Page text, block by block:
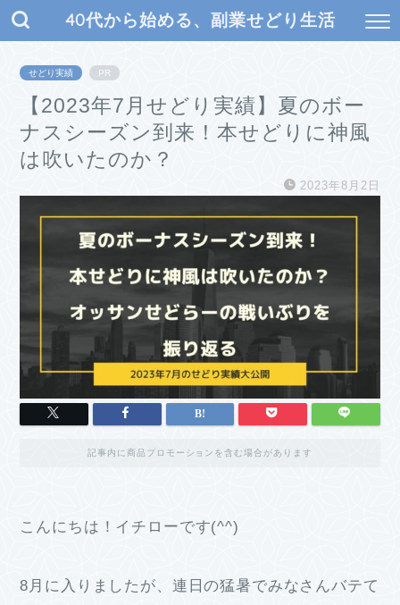
40代から始める、副業せどり生活
せどり実績 PR
【2023年7月せどり実績】夏のボー
ナスシーズン到来！本せどりに神風
は吹いたのか？
2023年8月2日
記事内に商品プロモーションを含む場合があります
こんにちは！イチローです(^^)
8月に入りましたが、連日の猛暑でみなさんバテて